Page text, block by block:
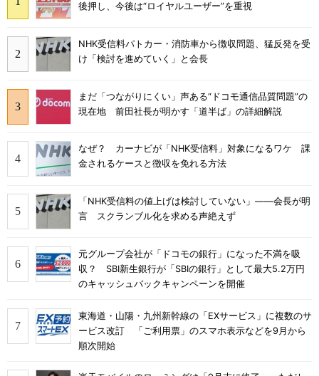
後押し、今後は“ロイヤルユーザー”を重視
NHK受信料パトカー・消防車から徴収問題、猛反発を受
け「検討を進めていく」と会長
まだ「つながりにくい」声ある“ドコモ通信品質問題”の
現在地 前田社長が明かす「道半ば」の詳細解説
なぜ？ カーナビが「NHK受信料」対象になるワケ 課
金されるケースと徴収を免れる方法
「NHK受信料の値上げは検討していない」――会長が明
言 スクランブル化を求める声絶えず
元グループ会社が「ドコモの銀行」になった不満を吸
収？ SBI新生銀行が「SBIの銀行」として最大5.2万円
のキャッシュバックキャンペーンを開催
東海道・山陽・九州新幹線の「EXサービス」に複数のサ
ービス改訂 「ご利用票」のスマホ表示などを9月から
順次開始